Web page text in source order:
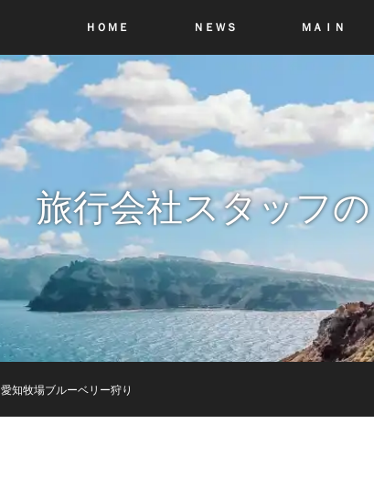
ＨＯＭＥ ＮＥＷＳ ＭＡＩＮ
旅行会社スタッフ
愛知牧場ブルーベリー狩り